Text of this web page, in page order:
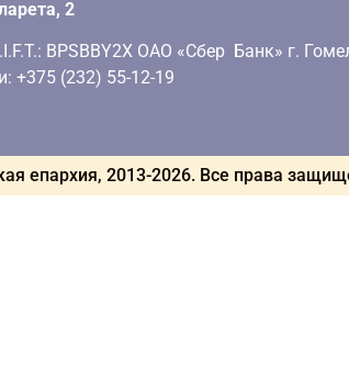
2
BPSBBY2X ОАО «Сбер Банк» г.
+375 (232) 55-12-19
епархия, 2013-2026. Все права